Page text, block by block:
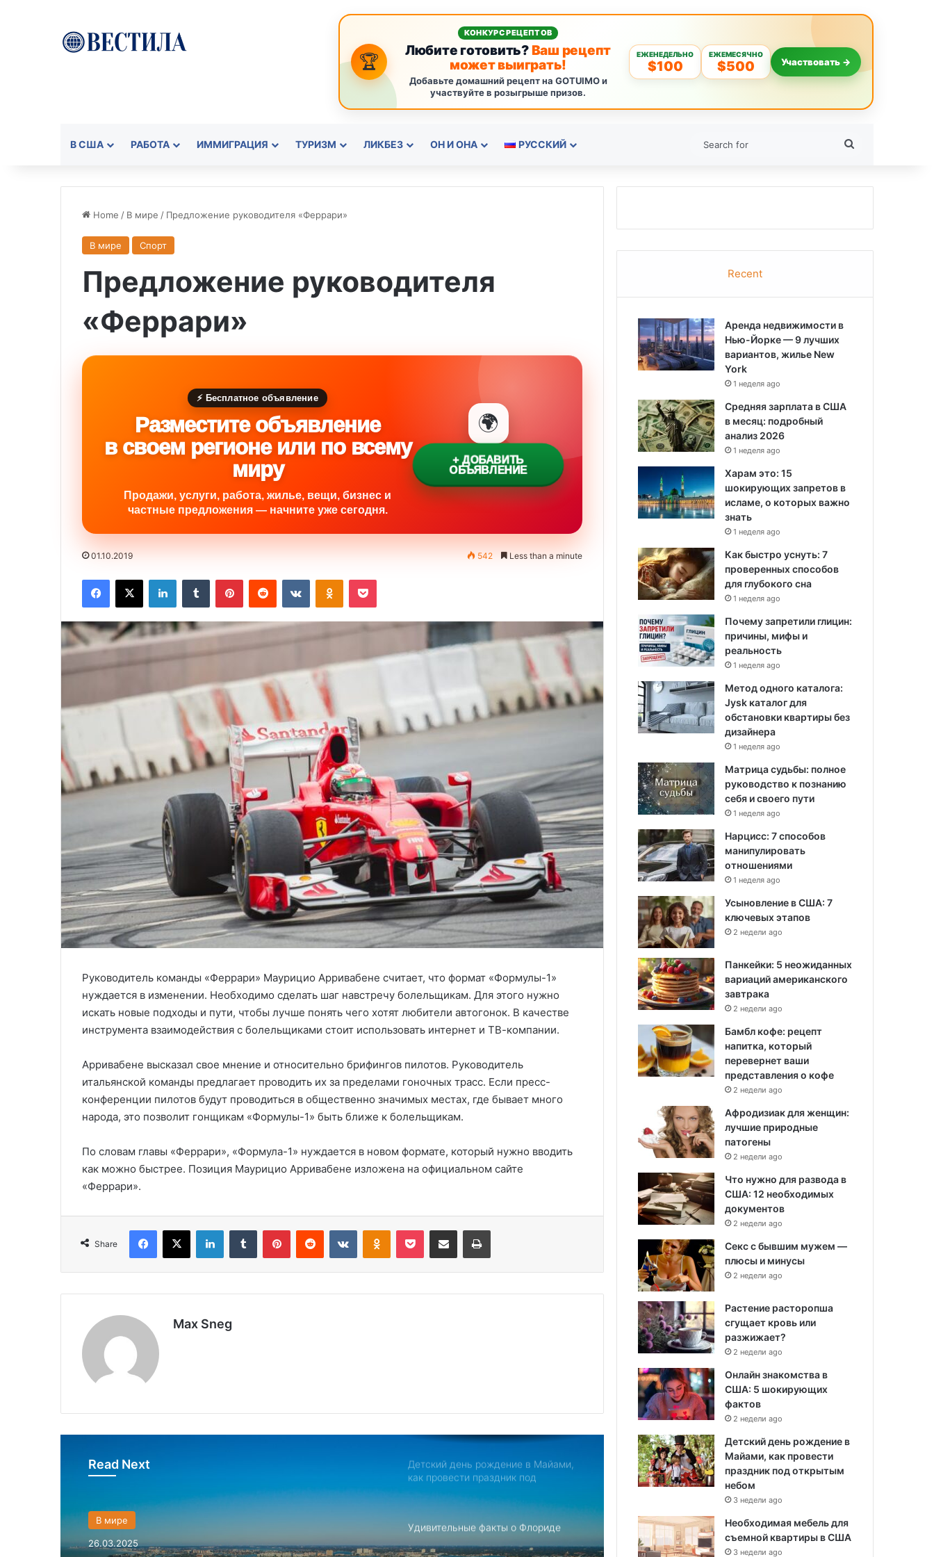
🏆
КОНКУРС РЕЦЕПТОВ
Любите готовить?Ваш рецепт
может выиграть!
Добавьте домашний рецепт на GOTUIMO и
участвуйте в розыгрыше призов.
ЕЖЕНЕДЕЛЬНО
$100
ЕЖЕМЕСЯЧНО
$500 Участвовать →
В США РАБОТА ИММИГРАЦИЯ ТУРИЗМ ЛИКБЕЗ ОН И ОНА РУССКИЙ
Home / В мире / Предложение руководителя «Феррари»
В мире Спорт
Предложение руководителя
«Феррари»
⚡ Бесплатное объявление
Разместите объявление
в своем регионе или по всему
миру
Продажи, услуги, работа, жилье, вещи, бизнес и
частные предложения — начните уже сегодня.
🌍
+ ДОБАВИТЬ
ОБЪЯВЛЕНИЕ
01.10.2019 542 Less than a minute
Руководитель команды «Феррари» Маурицио Арривабене считает, что формат «Формулы-1»
нуждается в изменении. Необходимо сделать шаг навстречу болельщикам. Для этого нужно
искать новые подходы и пути, чтобы лучше понять чего хотят любители автогонок. В качестве
инструмента взаимодействия с болельщиками стоит использовать интернет и ТВ-компании.
Арривабене высказал свое мнение и относительно брифингов пилотов. Руководитель
итальянской команды предлагает проводить их за пределами гоночных трасс. Если пресс-
конференции пилотов будут проводиться в общественно значимых местах, где бывает много
народа, это позволит гонщикам «Формулы-1» быть ближе к болельщикам.
По словам главы «Феррари», «Формула-1» нуждается в новом формате, который нужно вводить
как можно быстрее. Позиция Маурицио Арривабене изложена на официальном сайте
«Феррари».
Share
Max Sneg
Read Next
В мире
26.03.2025
Анализ событий в Крокусе, что на
хронология событий.
директоров МВФ
Дом с привидениями в Америке,
создании «НАТО в азиатском стиле»
Детский день рождение в Майами,
как провести праздник под
Удивительные факты о Флориде
Recent
Аренда недвижимости в
Нью-Йорке — 9 лучших
вариантов, жилье New
York
1 неделя ago
Средняя зарплата в США
в месяц: подробный
анализ 2026
1 неделя ago
Харам это: 15
шокирующих запретов в
исламе, о которых важно
знать
1 неделя ago
Как быстро уснуть: 7
проверенных способов
для глубокого сна
1 неделя ago
Почему запретили глицин:
причины, мифы и
реальность
1 неделя ago
Метод одного каталога:
Jysk каталог для
обстановки квартиры без
дизайнера
1 неделя ago
Матрица судьбы: полное
руководство к познанию
себя и своего пути
1 неделя ago
Нарцисс: 7 способов
манипулировать
отношениями
1 неделя ago
Усыновление в США: 7
ключевых этапов
2 недели ago
Панкейки: 5 неожиданных
вариаций американского
завтрака
2 недели ago
Бамбл кофе: рецепт
напитка, который
перевернет ваши
представления о кофе
2 недели ago
Афродизиак для женщин:
лучшие природные
патогены
2 недели ago
Что нужно для развода в
США: 12 необходимых
документов
2 недели ago
Секс с бывшим мужем —
плюсы и минусы
2 недели ago
Растение расторопша
сгущает кровь или
разжижает?
2 недели ago
Онлайн знакомства в
США: 5 шокирующих
фактов
2 недели ago
Детский день рождение в
Майами, как провести
праздник под открытым
небом
3 недели ago
Необходимая мебель для
съемной квартиры в США
3 недели ago